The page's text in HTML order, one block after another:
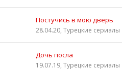
Постучись в мою дверь
28.04.20, Турецкие сериалы
Дочь посла
19.07.19, Турецкие сериалы